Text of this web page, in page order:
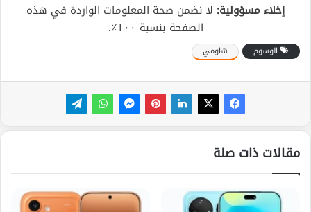
إخلاء مسؤولية: لا نضمن صحة المعلومات الواردة في هذه
الصفحة بنسبة ١٠٠٪.
الوسوم شاومي
مقالات ذات صلة